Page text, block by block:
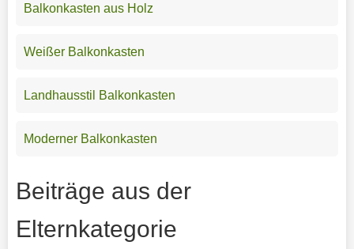
Balkonkasten aus Holz
Weißer Balkonkasten
Landhausstil Balkonkasten
Moderner Balkonkasten
Beiträge aus der
Elternkategorie